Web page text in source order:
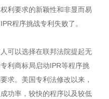
利要求的新颖性和非显而易
程序挑战专利失败了。
可以选择在联邦法院提起无
利商标局启动IPR等程序挑
求。美国专利法修改以来，
功率，较快的程序以及较低